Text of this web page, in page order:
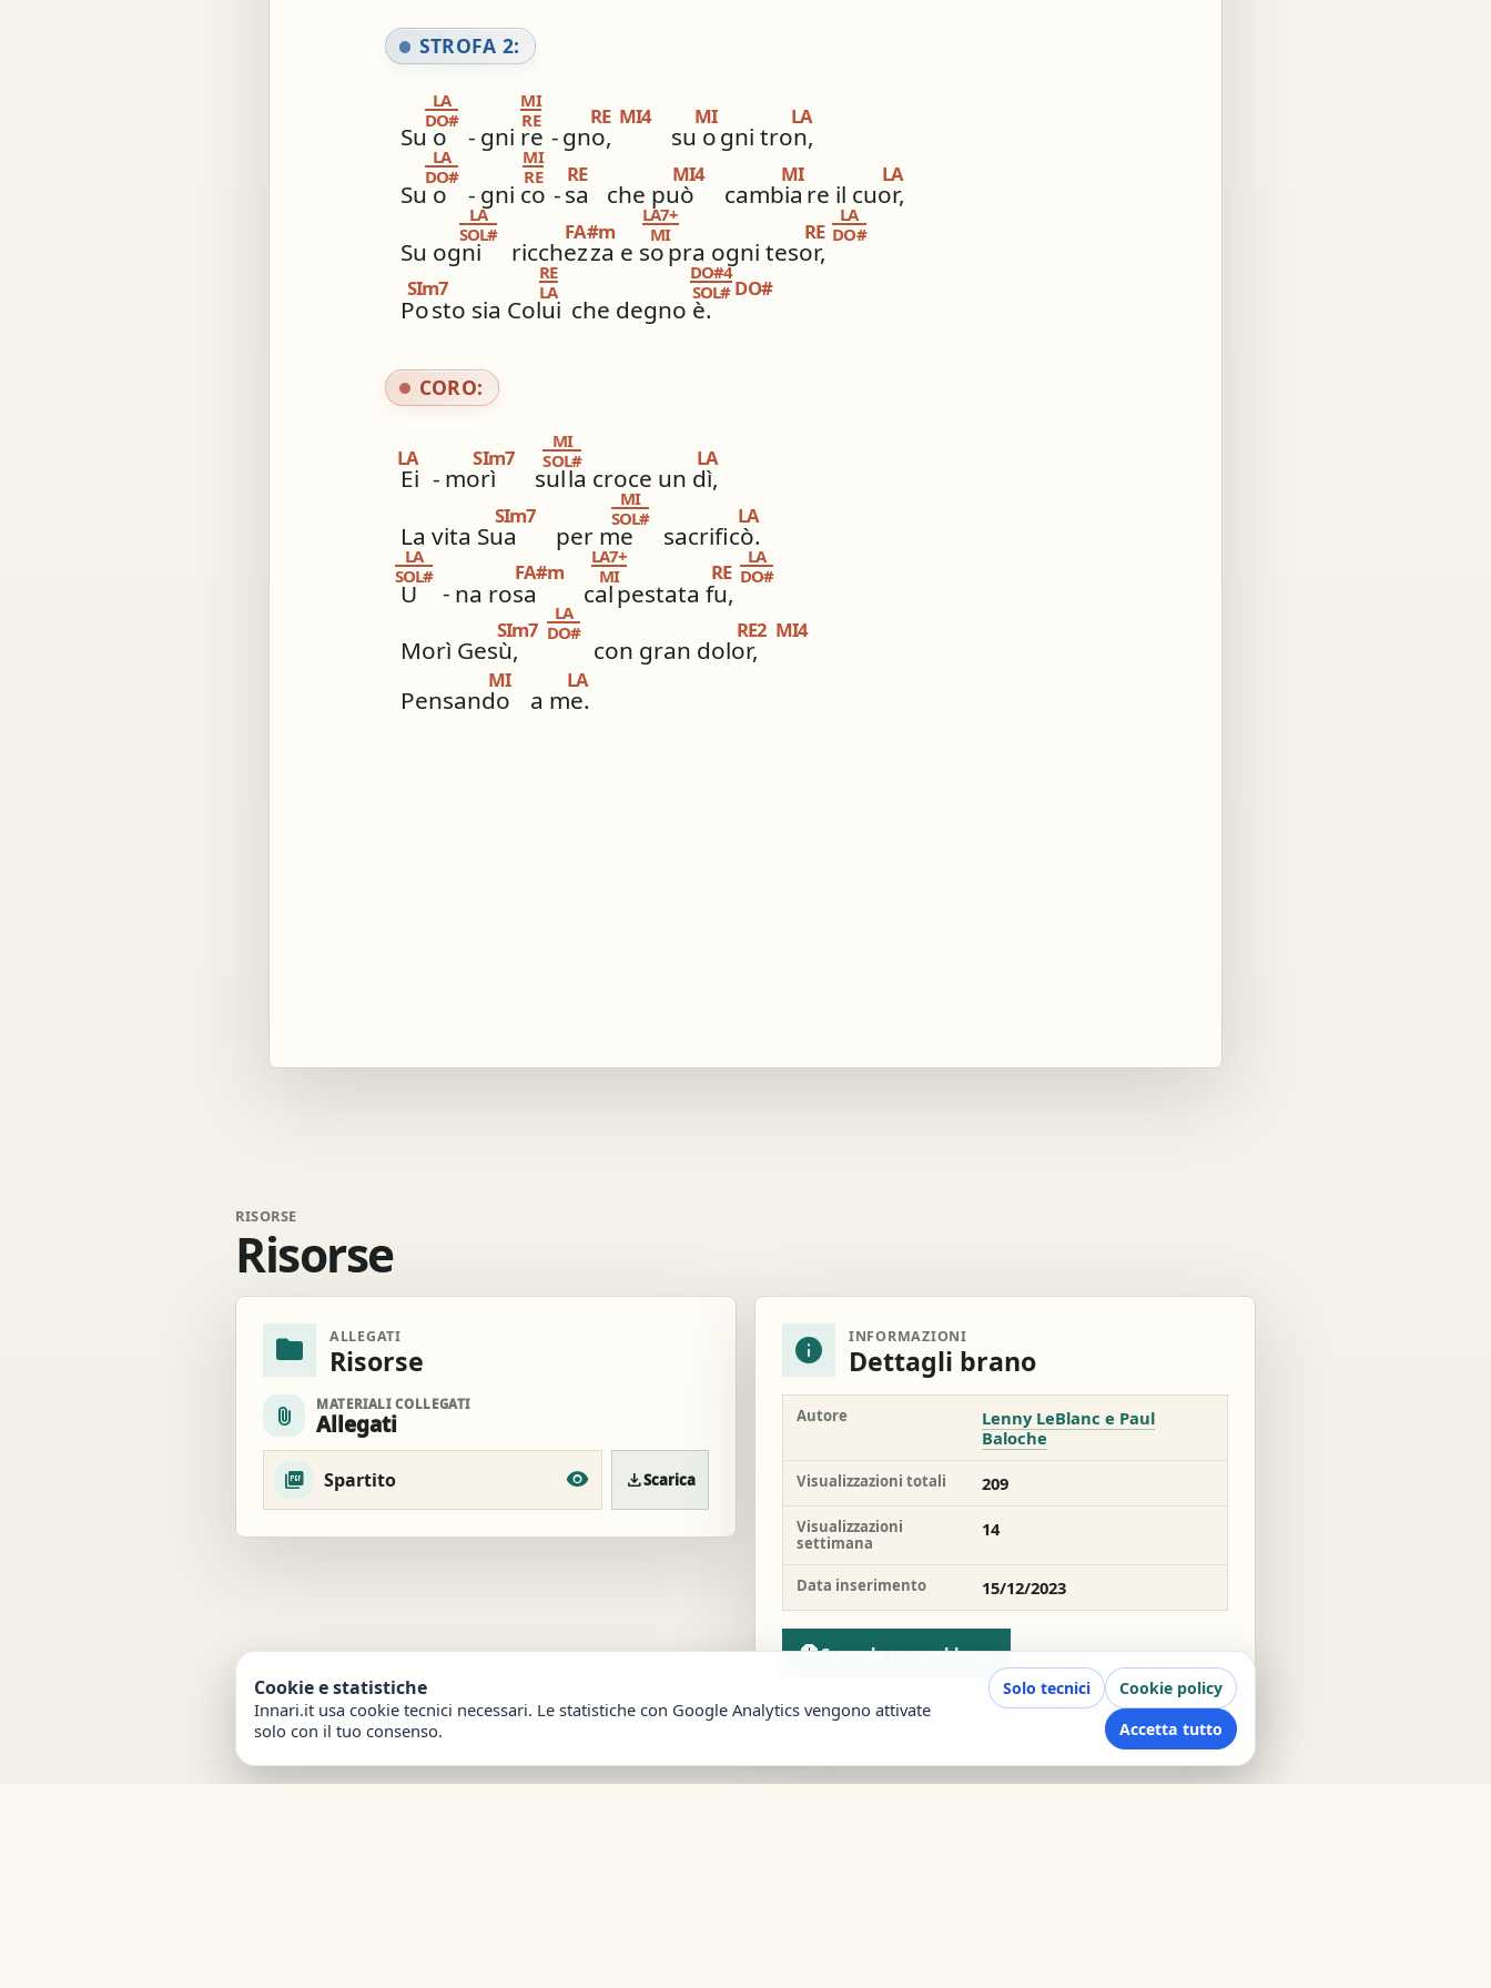
STROFA 2:
Su o
LA
DO#
- gni re
MI
RE
-gno,
RE MI4
su o
MI
gni tron,
LA
Su o
LA
DO#
- gni co
MI
RE
-sa
RE
che può
MI4
cambia
MI
re il cuor,
LA
Su ogni
LA
SOL#
ricchez
FA#m
za e so
LA7+
MI
pra ogni tesor,
RE
LA
DO#
Po
SIm7
sto sia Colui
RE
LA
che degno è.
DO#4
SOL# DO#
CORO:
Ei
LA
- morì
SIm7
sul
MI
SOL#
la croce un dì,
LA
La vita Sua
SIm7
per me
MI
SOL#
sacrificò.
LA
U
LA
SOL#
- na rosa
FA#m
cal
LA7+
MI
pestata fu,
RE
LA
DO#
Morì Gesù,
SIm7
LA
DO#
con gran dolor,
RE2 MI4
Pensando
MI
a me.
LA
RISORSE
Risorse
folder ALLEGATI
Risorse
attach_file MATERIALI COLLEGATI
Allegati
Spartito downloadScarica
info INFORMAZIONI
Dettagli brano
Autore
Lenny LeBlanc e Paul
Baloche
Visualizzazioni totali 209
Visualizzazioni
settimana
14
Data inserimento 15/12/2023
reportSegnala un problema
Cookie e statistiche
Innari.it usa cookie tecnici necessari. Le statistiche con Google Analytics vengono attivate
solo con il tuo consenso.
Solo tecnici
Cookie policy
Accetta tutto